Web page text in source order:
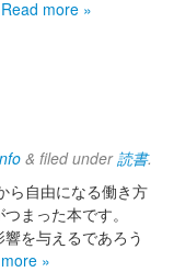
Read more »
& filed under読書.
ら自由になる働き方
まった本です。
を与えるであろう
»